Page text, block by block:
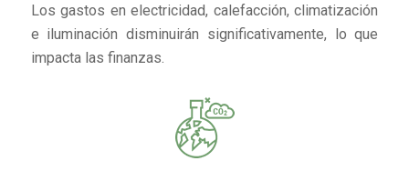
Los gastos en electricidad, calefacción, climatización
e iluminación disminuirán significativamente, lo que
impacta las finanzas.